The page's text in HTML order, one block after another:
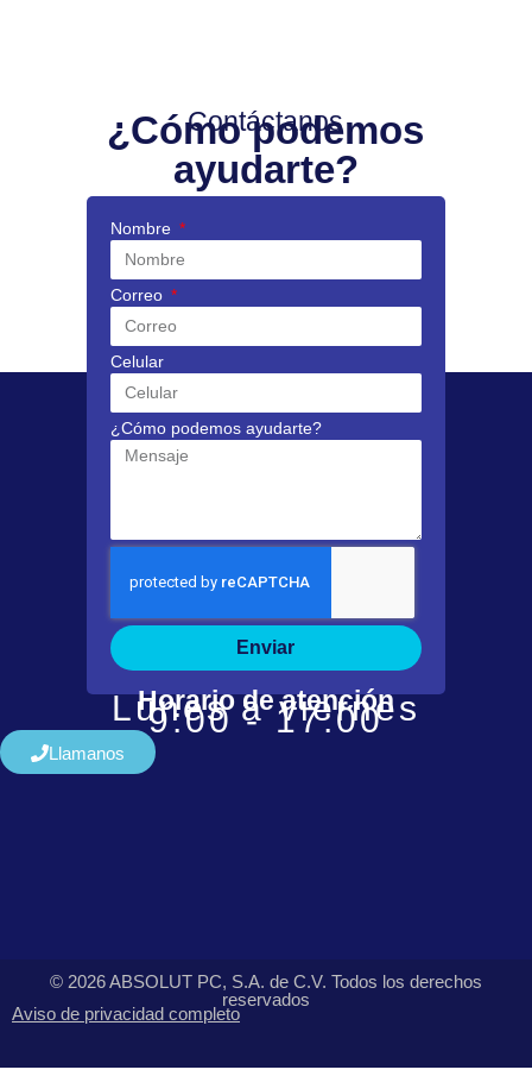
Contáctanos
¿Cómo podemos
ayudarte?
Nombre
Correo
Celular
¿Cómo podemos ayudarte?
Enviar
Horario de atención
Lunes a viernes
9:00 - 17:00
Llamanos
© 2026 ABSOLUT PC, S.A. de C.V. Todos los derechos
reservados
Aviso de privacidad completo